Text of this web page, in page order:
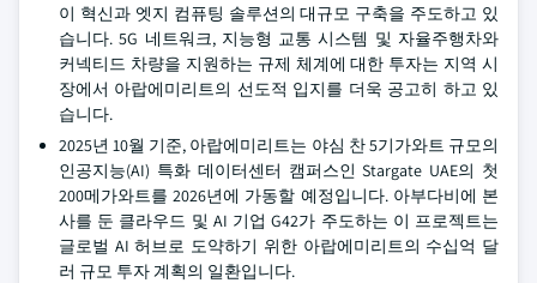
이 혁신과 엣지 컴퓨팅 솔루션의 대규모 구축을 주도하고 있
습니다. 5G 네트워크, 지능형 교통 시스템 및 자율주행차와
커넥티드 차량을 지원하는 규제 체계에 대한 투자는 지역 시
장에서 아랍에미리트의 선도적 입지를 더욱 공고히 하고 있
습니다.
2025년 10월 기준, 아랍에미리트는 야심 찬 5기가와트 규모의
인공지능(AI) 특화 데이터센터 캠퍼스인 Stargate UAE의 첫
200메가와트를 2026년에 가동할 예정입니다. 아부다비에 본
사를 둔 클라우드 및 AI 기업 G42가 주도하는 이 프로젝트는
글로벌 AI 허브로 도약하기 위한 아랍에미리트의 수십억 달
러 규모 투자 계획의 일환입니다.